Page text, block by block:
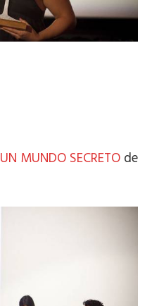
UN MUNDO SECRETO de